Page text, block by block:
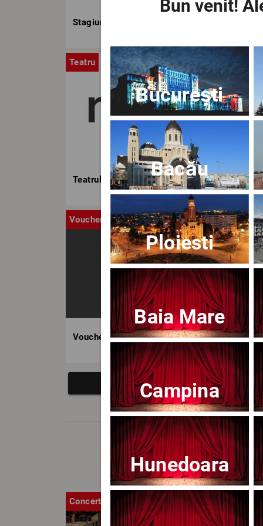
Stagiunea TNB
Teatru
Teatrul Nottara
Voucher
Voucher BILET.ro
Concert
Bun venit!
București
Bacău
Ploiesti
Baia Mare
Campina
Hunedoara